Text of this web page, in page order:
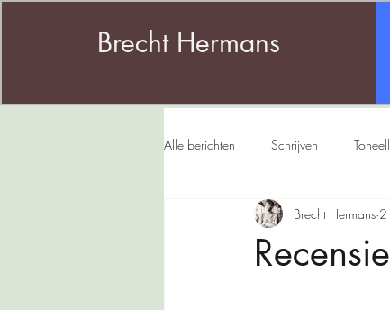
Brecht Hermans
Alle berichten Schrijven
Babel Karavaan
Brecht Hermans